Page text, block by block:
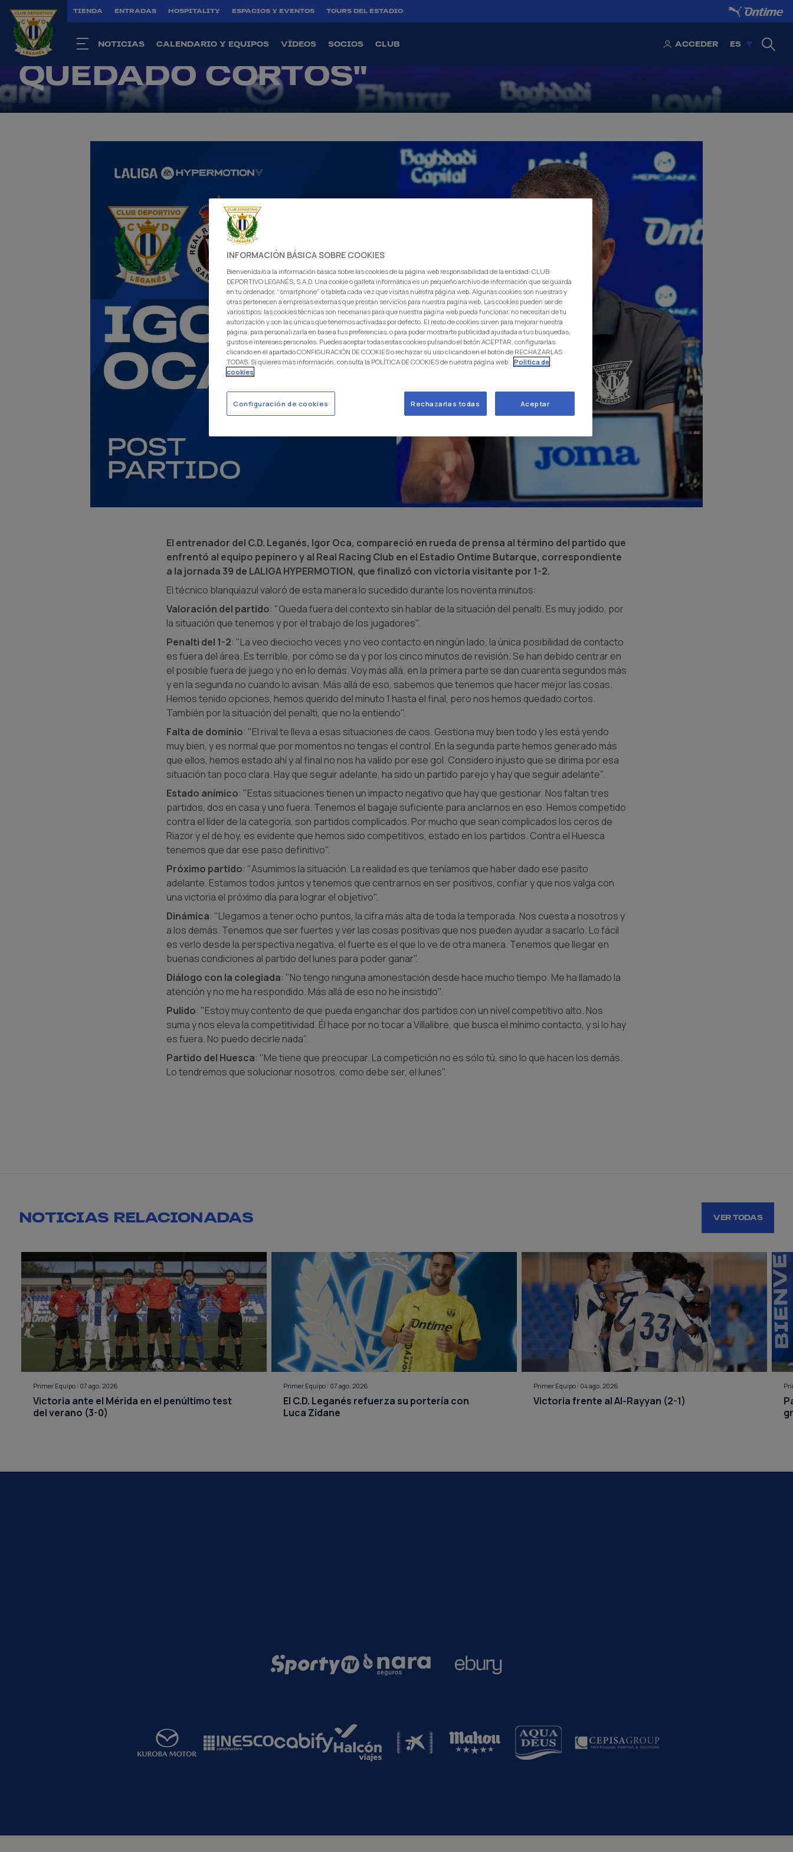
TIENDA ENTRADAS HOSPITALITY ESPACIOS Y EVENTOS TOURS DEL ESTADIO
NOTICIAS CALENDARIO Y EQUIPOS VÍDEOS SOCIOS CLUB ACCEDER ES
COMPETIDO CONTRA EL
LÍDER, PERO NOS HEMOS
QUEDADO CORTOS"
El entrenador del C.D. Leganés, Igor Oca, compareció en rueda de prensa al término del partido que
enfrentó al equipo pepinero y al Real Racing Club en el Estadio Ontime Butarque, correspondiente
a la jornada 39 de LALIGA HYPERMOTION, que finalizó con victoria visitante por 1-2.
El técnico blanquiazul valoró de esta manera lo sucedido durante los noventa minutos:
Valoración del partido: "Queda fuera del contexto sin hablar de la situación del penalti. Es muy jodido, por
la situación que tenemos y por el trabajo de los jugadores".
Penalti del 1-2: "La veo dieciocho veces y no veo contacto en ningún lado, la única posibilidad de contacto
es fuera del área. Es terrible, por cómo se da y por los cinco minutos de revisión. Se han debido centrar en
el posible fuera de juego y no en lo demás. Voy más allá, en la primera parte se dan cuarenta segundos más
y en la segunda no cuando lo avisan. Más allá de eso, sabemos que tenemos que hacer mejor las cosas.
Hemos tenido opciones, hemos querido del minuto 1 hasta el final, pero nos hemos quedado cortos.
También por la situación del penalti, que no la entiendo".
Falta de dominio: "El rival te lleva a esas situaciones de caos. Gestiona muy bien todo y les está yendo
muy bien, y es normal que por momentos no tengas el control. En la segunda parte hemos generado más
que ellos, hemos estado ahí y al final no nos ha valido por ese gol. Considero injusto que se dirima por esa
situación tan poco clara. Hay que seguir adelante, ha sido un partido parejo y hay que seguir adelante".
Estado anímico: "Estas situaciones tienen un impacto negativo que hay que gestionar. Nos faltan tres
partidos, dos en casa y uno fuera. Tenemos el bagaje suficiente para anclarnos en eso. Hemos competido
contra el líder de la categoría, son partidos complicados. Por mucho que sean complicados los ceros de
Riazor y el de hoy, es evidente que hemos sido competitivos, estado en los partidos. Contra el Huesca
tenemos que dar ese paso definitivo".
Próximo partido: "Asumimos la situación. La realidad es que teníamos que haber dado ese pasito
adelante. Estamos todos juntos y tenemos que centrarnos en ser positivos, confiar y que nos valga con
una victoria el próximo día para lograr el objetivo".
Dinámica: "Llegamos a tener ocho puntos, la cifra más alta de toda la temporada. Nos cuesta a nosotros y
a los demás. Tenemos que ser fuertes y ver las cosas positivas que nos pueden ayudar a sacarlo. Lo fácil
es verlo desde la perspectiva negativa, el fuerte es el que lo ve de otra manera. Tenemos que llegar en
buenas condiciones al partido del lunes para poder ganar".
Diálogo con la colegiada: "No tengo ninguna amonestación desde hace mucho tiempo. Me ha llamado la
atención y no me ha respondido. Más allá de eso no he insistido".
Pulido: "Estoy muy contento de que pueda enganchar dos partidos con un nivel competitivo alto. Nos
suma y nos eleva la competitividad. Él hace por no tocar a Villalibre, que busca el mínimo contacto, y si lo hay
es fuera. No puedo decirle nada".
Partido del Huesca: "Me tiene que preocupar. La competición no es sólo tú, sino lo que hacen los demás.
Lo tendremos que solucionar nosotros, como debe ser, el lunes".
NOTICIAS RELACIONADAS VER TODAS
Primer Equipo | 07 ago. 2026
Victoria ante el Mérida en el penúltimo test
del verano (3-0)
Primer Equipo | 07 ago. 2026
El C.D. Leganés refuerza su portería con
Luca Zidane
Primer Equipo | 04 ago. 2026
Victoria frente al Al-Rayyan (2-1)
INFORMACIÓN BÁSICA SOBRE COOKIES
Bienvenida/o a la información básica sobre las cookies de la página web responsabilidad de la entidad: CLUB
DEPORTIVO LEGANÉS, S.A.D. Una cookie o galleta informática es un pequeño archivo de información que se guarda
en tu ordenador, “smartphone” o tableta cada vez que visitas nuestra página web. Algunas cookies son nuestras y
otras pertenecen a empresas externas que prestan servicios para nuestra página web. Las cookies pueden ser de
varios tipos: las cookies técnicas son necesarias para que nuestra página web pueda funcionar, no necesitan de tu
autorización y son las únicas que tenemos activadas por defecto. El resto de cookies sirven para mejorar nuestra
página, para personalizarla en base a tus preferencias, o para poder mostrarte publicidad ajustada a tus búsquedas,
gustos e intereses personales. Puedes aceptar todas estas cookies pulsando el botón ACEPTAR, configurarlas
clicando en el apartado CONFIGURACIÓN DE COOKIES o rechazar su uso clicando en el botón de RECHAZARLAS
TODAS. Si quieres más información, consulta la POLÍTICA DE COOKIES de nuestra página web.
Politica de
cookies
Rechazarlas todas Aceptar
Configuración de cookies